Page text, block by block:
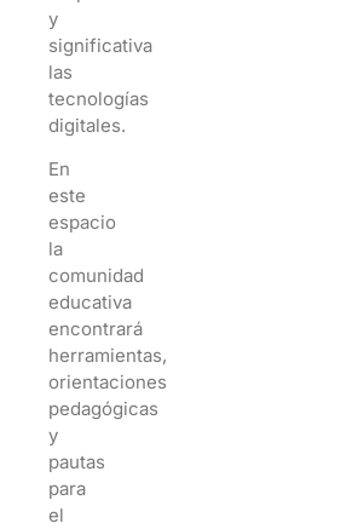
y
significativa
las
tecnologías
digitales.
En
este
espacio
la
comunidad
educativa
encontrará
herramientas,
orientaciones
pedagógicas
y
pautas
para
el